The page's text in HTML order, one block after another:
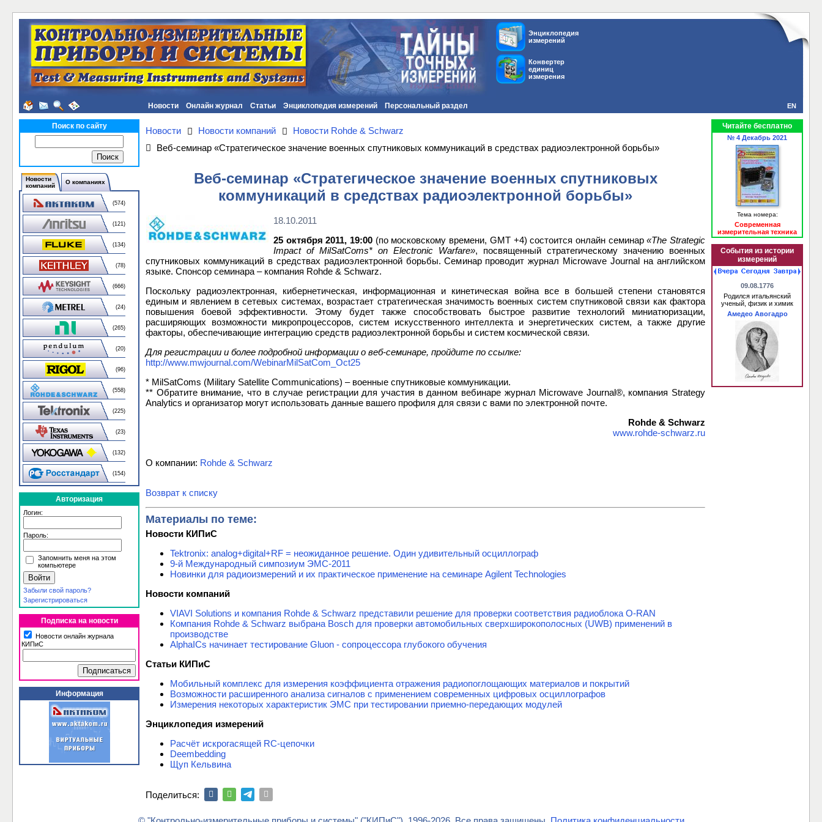
Энциклопедия
измерений
Конвертер
единиц
измерения
Новости Онлайн журнал Статьи Энциклопедия измерений Персональный раздел EN
Поиск по сайту
Новости
компаний
О компаниях
(574)
(121)
(134)
(78)
(666)
(24)
(265)
(20)
(96)
(558)
(225)
(23)
(132)
(154)
Авторизация
Логин:
Пароль:
Запомнить меня на этом
компьютере
Забыли свой пароль?
Зарегистрироваться
Подписка на новости
Новости онлайн журнала
КИПиС
Информация
Новости Новости компаний
Новости Rohde & Schwarz
Веб-семинар «Стратегическое значение военных спутниковых коммуникаций в средствах радиоэлектронной борьбы»
Веб-семинар «Стратегическое значение военных спутниковых
коммуникаций в средствах радиоэлектронной борьбы»
18.10.2011
25 октября 2011, 19:00 (по московскому времени, GMT +4) состоится онлайн семинар«The Strategic
Impact of MilSatComs* on Electronic Warfare», посвященный стратегическому значению военных
спутниковых коммуникаций в средствах радиоэлектронной борьбы. Семинар проводит журнал Microwave Journal на английском
языке. Спонсор семинара – компания Rohde & Schwarz.
Поскольку радиоэлектронная, кибернетическая, информационная и кинетическая война все в большей степени становятся
единым и явлением в сетевых системах, возрастает стратегическая значимость военных систем спутниковой связи как фактора
повышения боевой эффективности. Этому будет также способствовать быстрое развитие технологий миниатюризации,
расширяющих возможности микропроцессоров, систем искусственного интеллекта и энергетических систем, а также другие
факторы, обеспечивающие интеграцию средств радиоэлектронной борьбы и систем космической связи.
Для регистрации и более подробной информации о веб-семинаре, пройдите по ссылке:
http://www.mwjournal.com/WebinarMilSatCom_Oct25
* MilSatComs (Military Satellite Communications) – военные спутниковые коммуникации.
** Обратите внимание, что в случае регистрации для участия в данном вебинаре журнал Microwave Journal®, компания Strategy
Analytics и организатор могут использовать данные вашего профиля для связи с вами по электронной почте.
Rohde & Schwarz
www.rohde-schwarz.ru
О компании: Rohde & Schwarz
Возврат к списку
Материалы по теме:
Новости КИПиС
Tektronix: analog+digital+RF = неожиданное решение. Один удивительный осциллограф
9-й Международный симпозиум ЭМС-2011
Новинки для радиоизмерений и их практическое применение на семинаре Agilent Technologies
Новости компаний
VIAVI Solutions и компания Rohde & Schwarz представили решение для проверки соответствия радиоблока O-RAN
Компания Rohde & Schwarz выбрана Bosch для проверки автомобильных сверхширокополосных (UWB) применений в
производстве
AlphaICs начинает тестирование Gluon - сопроцессора глубокого обучения
Статьи КИПиС
Мобильный комплекс для измерения коэффициента отражения радиопоглощающих материалов и покрытий
Возможности расширенного анализа сигналов с применением современных цифровых осциллографов
Измерения некоторых характеристик ЭМС при тестировании приемно-передающих модулей
Энциклопедия измерений
Расчёт искрогасящей RC-цепочки
Deembedding
Щуп Кельвина
Поделиться:
Читайте бесплатно
№ 4 Декабрь 2021
Тема номера:
Современная
измерительная техника
События из истории
измерений
09.08.1776
Родился итальянский
ученый, физик и химик
Амедео Авогадро